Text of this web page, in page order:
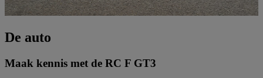
De auto
Maak kennis met de RC F GT3